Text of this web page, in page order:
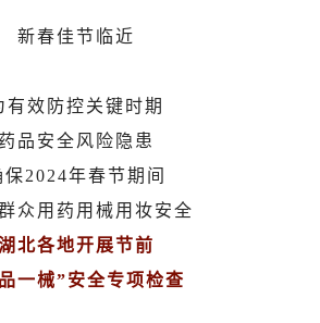
新春佳节临近
有效防控关键时期
药品安全风险隐患
保2024年春节期间
众用药用械用妆安全
北各地开展节前
一械”安全专项检查